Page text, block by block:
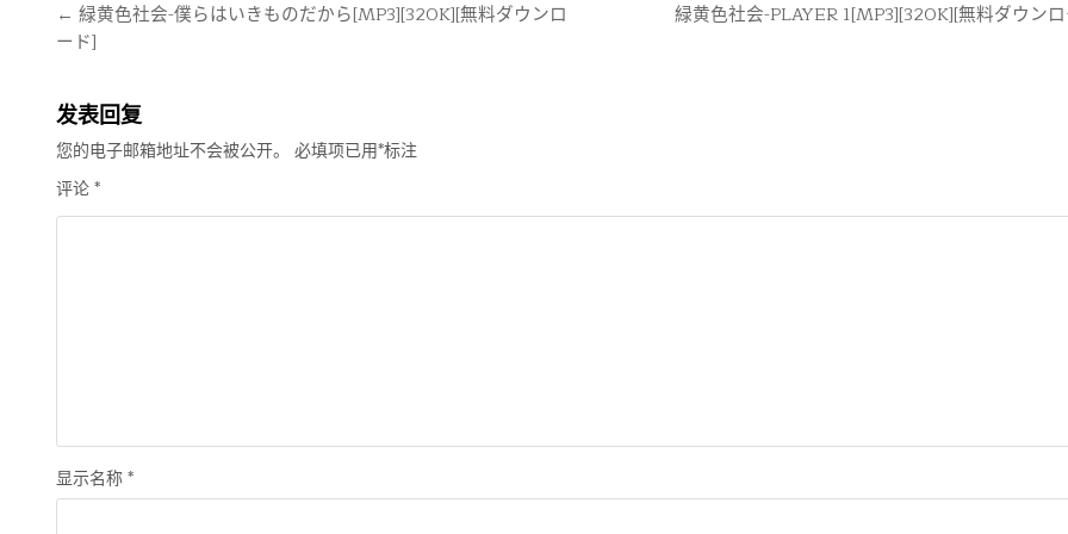
文
章
航
緑黄色社会-PLAYER 1[MP3][320K][無料ダウン
← 緑黄色社会-僕らはいきものだから[MP3][320K][無料ダウンロ
ード]
发表回复
您的电子邮箱地址不会被公开。 必填项已用*标注
评论*
显示名称*